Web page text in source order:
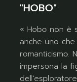
"HOBO"
« Hobo non è
anche uno
romanticismo.
impersona la